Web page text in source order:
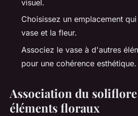
visuel.
Choisissez un emplacement
vase et la fleur.
Associez le vase à d'autres
pour une cohérence esthétique.
Association du soliflore
éléments floraux